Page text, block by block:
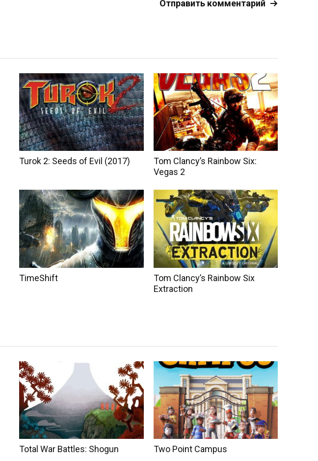
Turok 2: Seeds of Evil (2017)
Tom Clancy’s Rainbow Six:
Vegas 2
TimeShift
Tom Clancy’s Rainbow Six
Extraction
Total War Battles: Shogun Two Point Campus